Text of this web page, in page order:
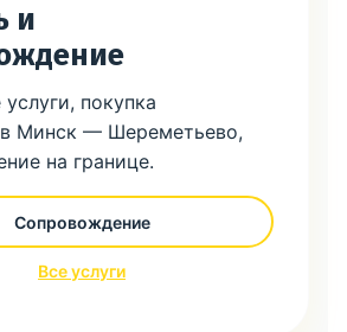
и
покупка
Минск — Шереметьево,
на границе.
Сопровождение
Все услуги